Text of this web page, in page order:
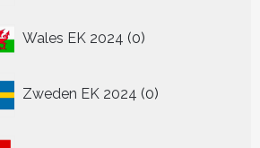
Wales EK 2024 00
Zweden EK 2024 0
producten